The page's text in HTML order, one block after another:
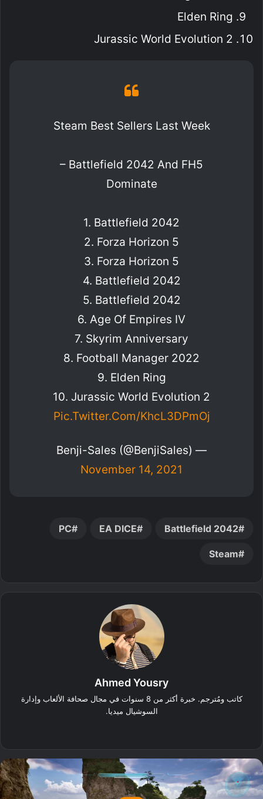
Elden Ring
Jurassic World Evolution 2
Steam Best Sellers Last Week
– Battlefield 2042 And FH5
Dominate
1. Battlefield 2042
2. Forza Horizon 5
3. Forza Horizon 5
4. Battlefield 2042
5. Battlefield 2042
6. Age Of Empires IV
7. Skyrim Anniversary
8. Football Manager 2022
9. Elden Ring
10. Jurassic World Evolution 2
Pic.twitter.com/KhcL3DPmOj
— Benji-Sales (@BenjiSales)
November 14, 2021
Battlefield 2042
EA DICE
PC
Steam
Ahmed Yousry
كاتب ومُترجم. خبرة أكثر من 8 سنوات في مجال صحافة الألعاب وإدارة
السوشيال ميديا.